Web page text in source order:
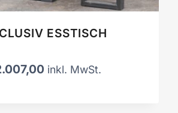
ESSTISCH
inkl. MwSt.